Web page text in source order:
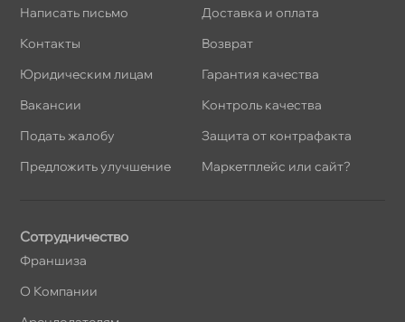
Написать письмо
Контакты
Юридическим лицам
акансии
Подать жалобу
Предложить улучшение
Доставка и оплата
озврат
Гарантия качества
Контроль качества
Защита от контрафакта
Маркетплейс или сайт?
Сотрудничество
Франшиза
О Компании